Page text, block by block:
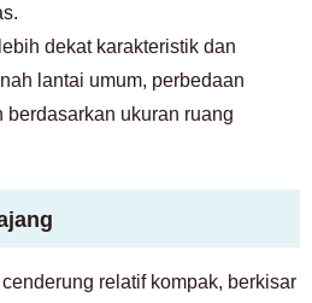
dekat karakteristik dan
lantai umum, perbedaan
berdasarkan ukuran ruang
relatif kompak, berkisar